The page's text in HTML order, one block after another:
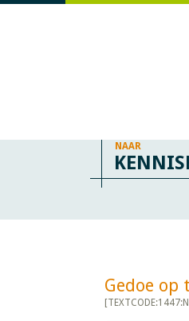
NAAR
Gedoe op